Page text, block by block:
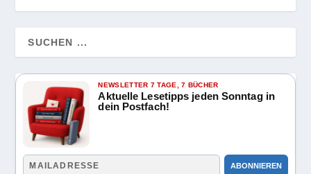
NEWSLETTER 7 TAGE, 7 BÜCHER
Aktuelle Lesetipps jeden Sonntag in
dein Postfach!
ABONNIEREN